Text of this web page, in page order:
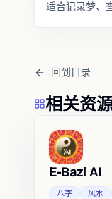
适合记录梦、
回到目录
相关资
E-Bazi AI
八字 风水